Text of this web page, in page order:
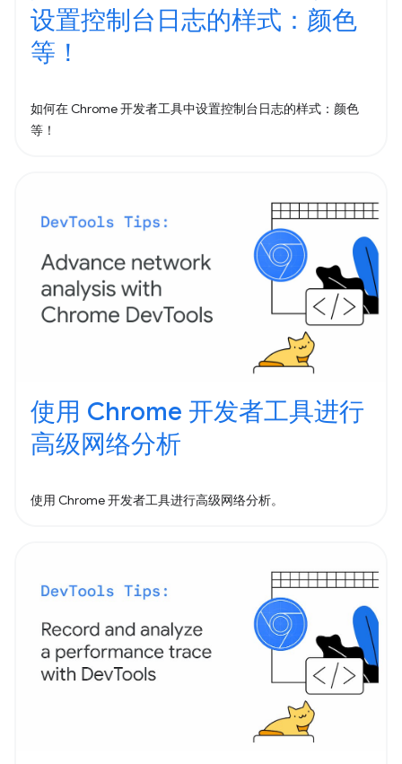
设置控制台日志的样式：颜色
等！
如何在 Chrome 开发者工具中设置控制台日志的样式：颜色
等！
使用 Chrome 开发者工具进行
高级网络分析
使用 Chrome 开发者工具进行高级网络分析。